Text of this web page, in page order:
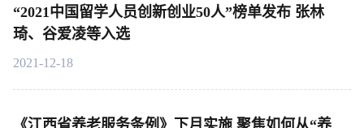
“2021中国留学人员创新创业50人”榜单发布 张林
琦、谷爱凌等入选
2021-12-18
《江西省养老服务条例》下月实施 聚焦如何从“养